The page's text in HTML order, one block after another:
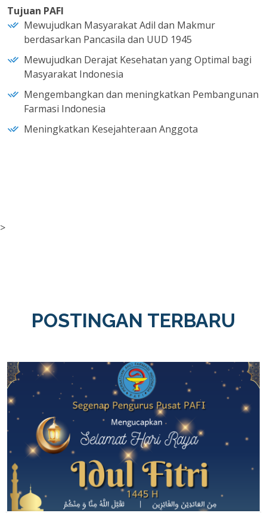
Tujuan PAFI
Mewujudkan Masyarakat Adil dan Makmur
berdasarkan Pancasila dan UUD 1945
Mewujudkan Derajat Kesehatan yang Optimal bagi
Masyarakat Indonesia
Mengembangkan dan meningkatkan Pembangunan
Farmasi Indonesia
Meningkatkan Kesejahteraan Anggota
>
POSTINGAN TERBARU